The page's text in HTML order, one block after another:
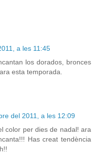
a les 11:45
los dorados, bronces
esta temporada.
del 2011, a les 12:09
color per dies de nadal! ara
Has creat tendència